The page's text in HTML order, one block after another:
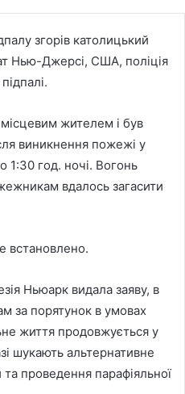
згорів католицький
Нью-Джерсі, США, поліція
жителем і був
виникнення пожежі у
1:30 год. ночі. Вогонь
вдалось загасити
встановлено.
Ньюарк видала заяву, в
за порятунок в умовах
життя продовжується у
шукають альтернативне
та проведення парафіяльної